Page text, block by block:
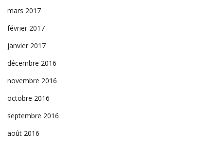
mars 2017
février 2017
janvier 2017
décembre 2016
novembre 2016
octobre 2016
septembre 2016
août 2016